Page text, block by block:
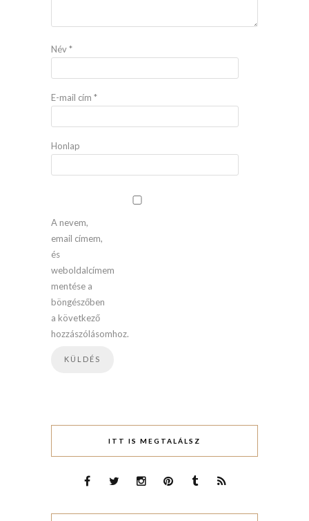
Név*
E-mail cím *
Honlap
A nevem,
email címem,
és
weboldalcímem
mentése a
böngészőben
a következő
hozzászólásomhoz.
ITT IS MEGTALÁLSZ